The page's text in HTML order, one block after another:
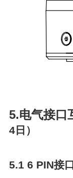
5.电气接口
4日）
5.1 6 PIN接